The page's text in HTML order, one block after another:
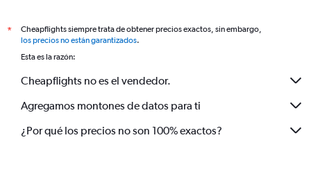
*
Cheapflights siempre trata de obtener precios exactos, sin embargo,
los precios no están garantizados.
Esta es la razón:
Cheapflights no es el vendedor.
Agregamos montones de datos para ti
¿Por qué los precios no son 100% exactos?